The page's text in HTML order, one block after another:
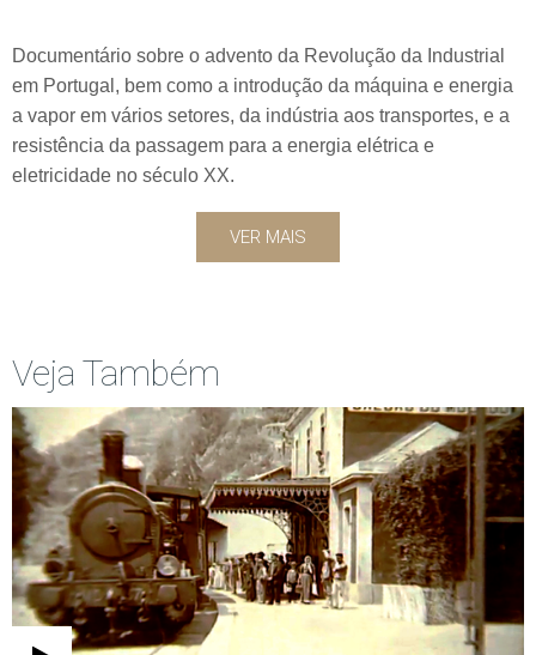
Documentário sobre o advento da Revolução da Industrial
em Portugal, bem como a introdução da máquina e energia
a vapor em vários setores, da indústria aos transportes, e a
resistência da passagem para a energia elétrica e
eletricidade no século XX.
VER MAIS
Veja Também